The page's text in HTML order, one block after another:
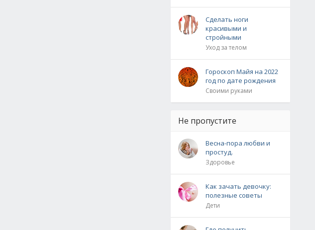
Сделать ноги
красивыми и
стройными
Уход за телом
Гороскоп Майя на 2022
год по дате рождения
Своими руками
Не пропустите
Весна-пора любви и
простуд.
Здоровье
Как зачать девочку:
полезные советы
Дети